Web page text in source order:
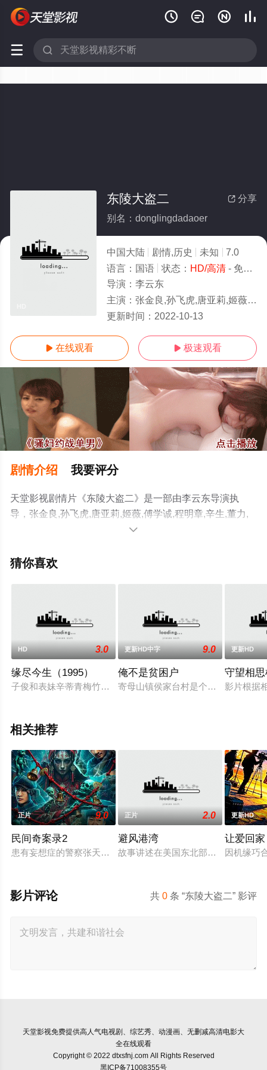
   
 
 分享
东陵大盗二
别名：donglingdadaoer
中国大陆 剧情,历史 未知
7.0
语言： 国语 状态： HD/高清- 免费在线观看
导演： 李云东
主演： 张金良,孙飞虎,唐亚莉,姬薇,傅学诚,程明章,辛生,董力,苏申润娃,戴辉瑶,张忠杰,斗兵,周建
更新时间： 2022-10-13
 在线观看  极速观看
剧情介绍 我要评分
天堂影视剧情片《东陵大盗二》是一部由李云东导演执
导，张金良,孙飞虎,唐亚莉,姬薇,傅学诚,程明章,辛生,董力,
苏申润娃,戴辉瑶,张忠杰,斗兵,周建伟,陈跃华,胡连生,江化
庆士,赵彩福,郝知本,任全华,李良涛,王晓忠,宋宝森,彭等明星

猜你喜欢
HD 3.0
缘尽今生（1995）
子俊和表妹辛蒂青梅竹马，后来芷珊出现了，和子俊坠入爱河。
更新HD中字 9.0
俺不是贫困户
寄母山镇侯家台村是个贫困村，在此
更新HD
守望相
影片根据
相关推荐
正片 9.0
民间奇案录2
患有妄想症的警察张天盛遇上一起离奇的神像杀人事件，勘案过
正片 2.0
避风港湾
故事讲述在美国东北部一个小镇的农
更新HD
让爱回家
因机缘巧
共0 条 “东陵大盗二” 影评
影片评论
天堂影视免费提供高人气电视剧、综艺秀、动漫画、无删减高清电影大
全在线观看
Copyright © 2022 dtxsfnj.com All Rights Reserved
黑ICP备71008355号